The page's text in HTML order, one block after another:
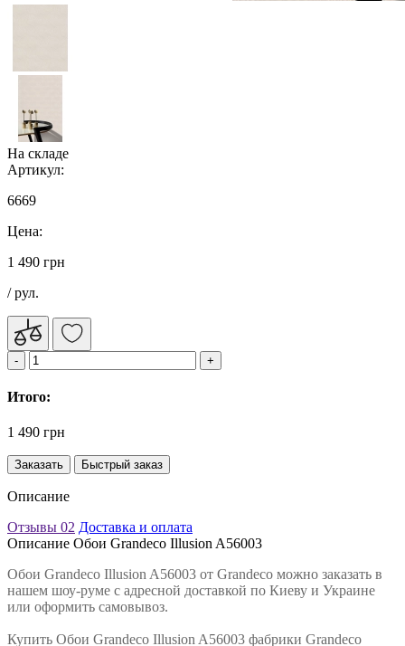
На складе
Артикул:
6669
Цена:
1 490 грн
/ рул.
Итого:
1 490 грн
Заказать Быстрый заказ
Описание
Отзывы 02 Доставка и оплата
Описание Обои Grandeco Illusion A56003
Обои Grandeco Illusion A56003 от Grandeco можно заказать в
нашем шоу-руме с адресной доставкой по Киеву и Украине
или оформить самовывоз.
Купить Обои Grandeco Illusion A56003 фабрики Grandeco